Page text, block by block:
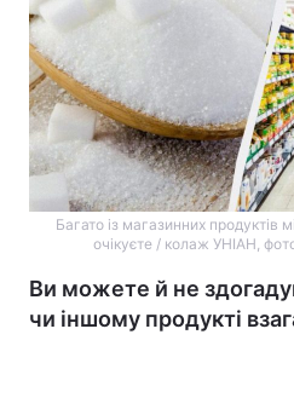
Багато із магазинних продуктів
очікуєте / колаж УНІАН,
Ви можете й не
чи іншому продукті